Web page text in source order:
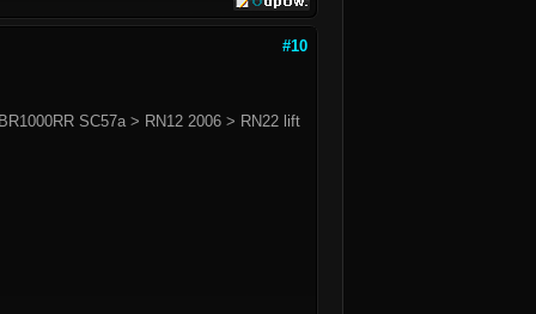
#10
SC57a > RN12 2006 > RN22 lift